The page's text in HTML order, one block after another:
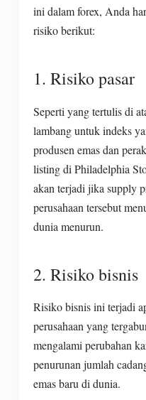
ini dalam forex, Anda
risiko berikut:
1. Risiko pasar
Seperti yang tertulis di
lambang untuk indeks
produsen emas dan
listing di Philadelphia
akan terjadi jika supply
perusahaan tersebut
dunia menurun.
2. Risiko bisnis
Risiko bisnis ini terjadi
perusahaan yang
mengalami perubahan
penurunan jumlah
emas baru di dunia.